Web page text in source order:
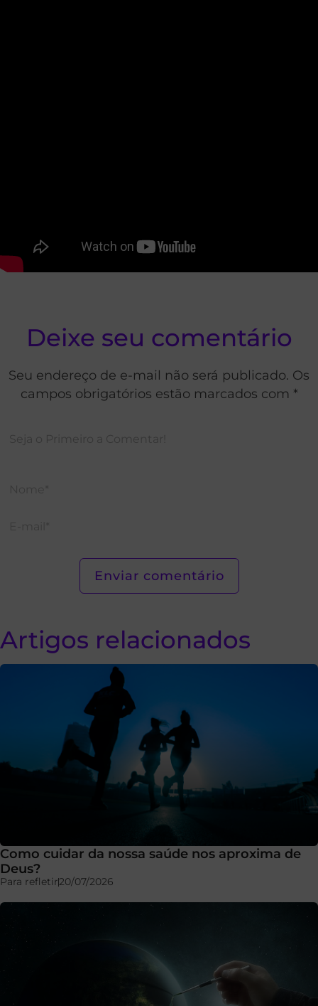
Deixe seu comentário
Seu endereço de e-mail não será publicado. Os
campos obrigatórios estão marcados com *
Artigos relacionados
Como cuidar da nossa saúde nos aproxima de
Deus?
Para refletir20/07/2026